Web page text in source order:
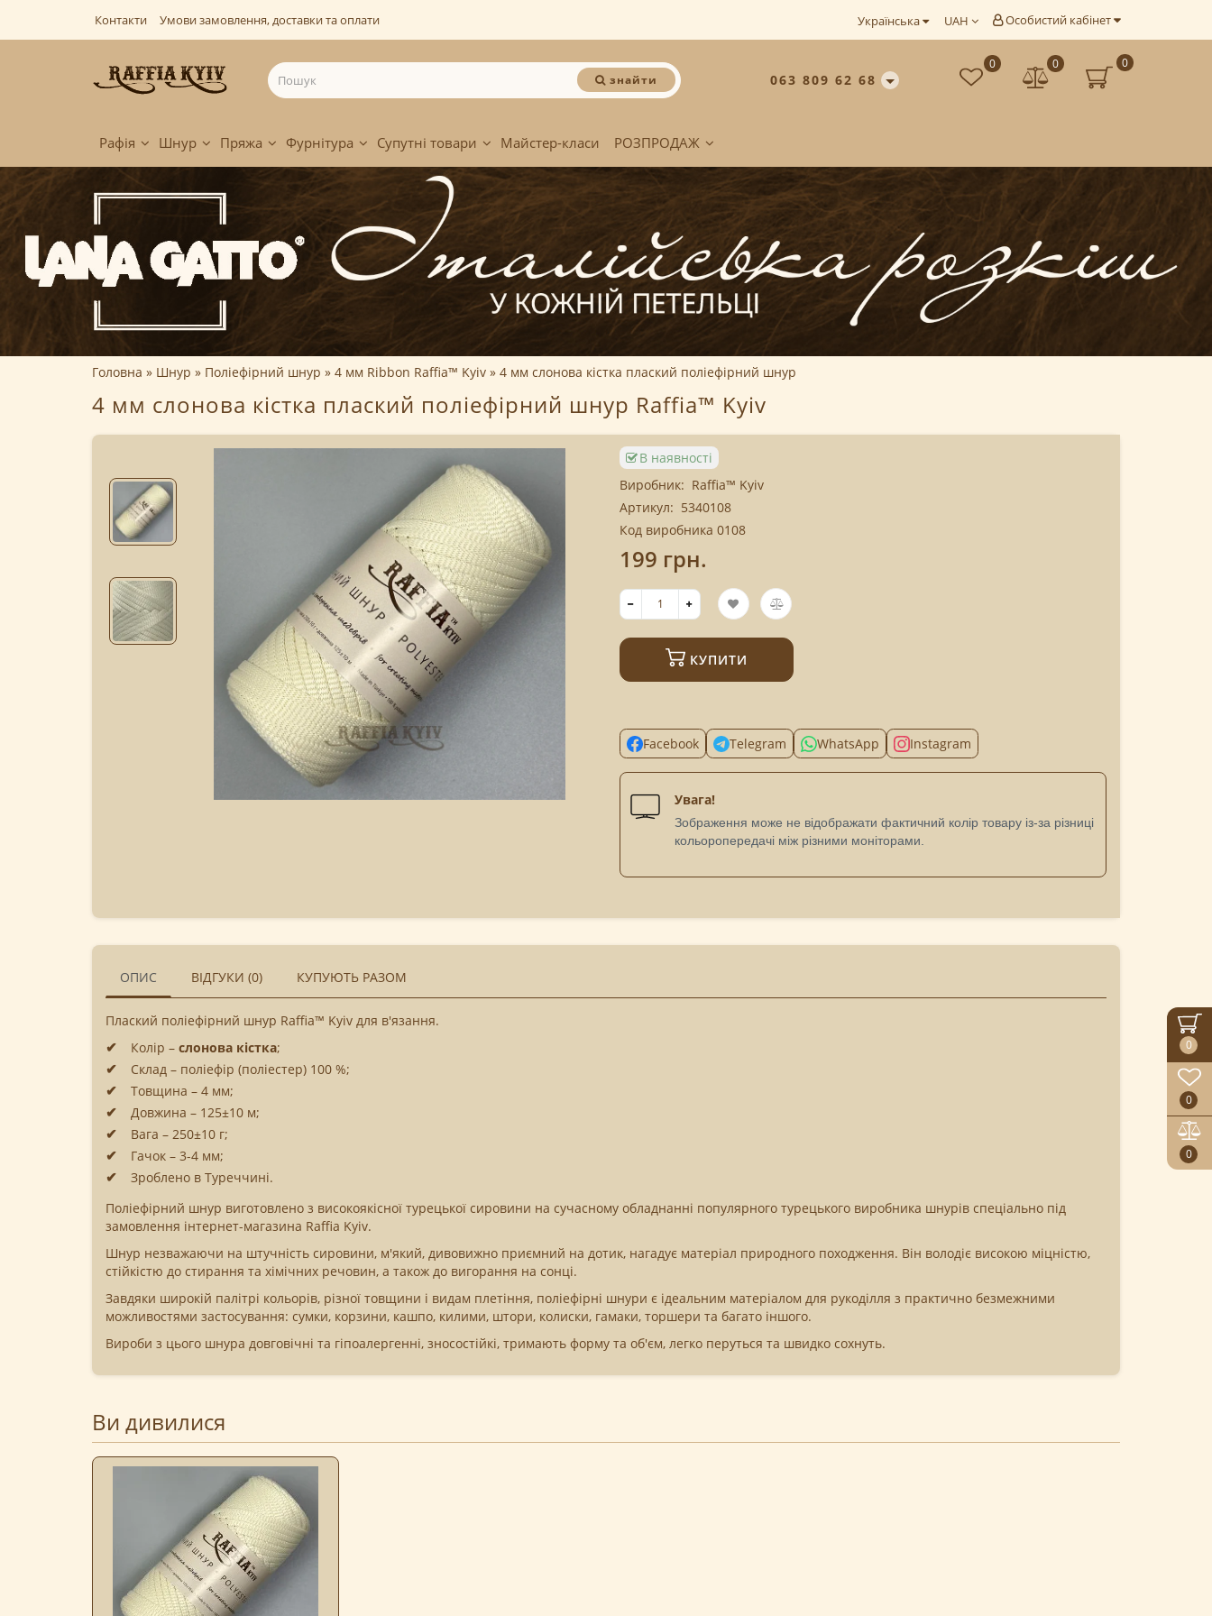
0
0
0
Особистий кабінет
UAH
Українська
Контакти Умови замовлення, доставки та оплати
знайти 063 809 62 68
0
0
0
Рафія Шнур Пряжа Фурнітура Супутні товари Майстер-класи РОЗПРОДАЖ
Головна Шнур Поліефірний шнур 4 мм Ribbon Raffia™ Kyiv 4 мм слонова кістка плаский поліефірний шнур
4 мм слонова кістка плаский поліефірний шнур Raffia™ Kyiv
В наявності
Виробник: Raffia™ Kyiv
Артикул: 5340108
Код виробника 0108
199 грн.
КУПИТИ
Facebook Telegram WhatsApp Instagram
Увага!
Зображення може не відображати фактичний колір товару із-за різниці
кольоропередачі між різними моніторами.
ОПИС ВІДГУКИ (0) КУПУЮТЬ РАЗОМ
Плаский поліефірний шнур Raffia™ Kyiv для в'язання.
Колір – слонова кістка;
Склад – поліефір (поліестер) 100 %;
Товщина – 4 мм;
Довжина – 125±10 м;
Вага – 250±10 г;
Гачок – 3-4 мм;
Зроблено в Туреччині.
Поліефірний шнур виготовлено з високоякісної турецької сировини на сучасному обладнанні популярного турецького виробника шнурів спеціально під
замовлення інтернет-магазина Raffia Kyiv.
Шнур незважаючи на штучність сировини, м'який, дивовижно приємний на дотик, нагадує матеріал природного походження. Він володіє високою міцністю,
стійкістю до стирання та хімічних речовин, а також до вигорання на сонці.
Завдяки широкій палітрі кольорів, різної товщини і видам плетіння, поліефірні шнури є ідеальним матеріалом для рукоділля з практично безмежними
можливостями застосування: сумки, корзини, кашпо, килими, штори, колиски, гамаки, торшери та багато іншого.
Вироби з цього шнура довговічні та гіпоалергенні, зносостійкі, тримають форму та об'єм, легко перуться та швидко сохнуть.
Ви дивилися